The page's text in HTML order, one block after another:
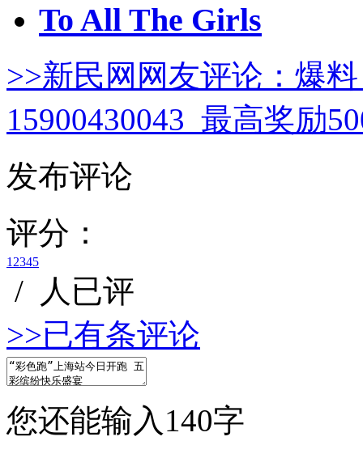
To All The Girls
>>新民网网友评论： 爆
15900430043 最高奖励
发布评论
评分：
1 2345
/
人已评
>>已有条评论
您还能输入 140字